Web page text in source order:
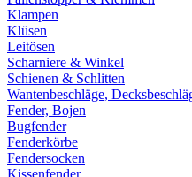
Klampen
Klüsen
Leitösen
Scharniere & Winkel
Schienen & Schlitten
Wantenbeschläge,
Fender, Bojen
Bugfender
Fenderkörbe
Fendersocken
Kissenfender